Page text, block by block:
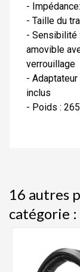
-
- Taille du
- Sensibilité
amovible
verrouillage
-
inclus
- Poids :
16 autres
catégorie :